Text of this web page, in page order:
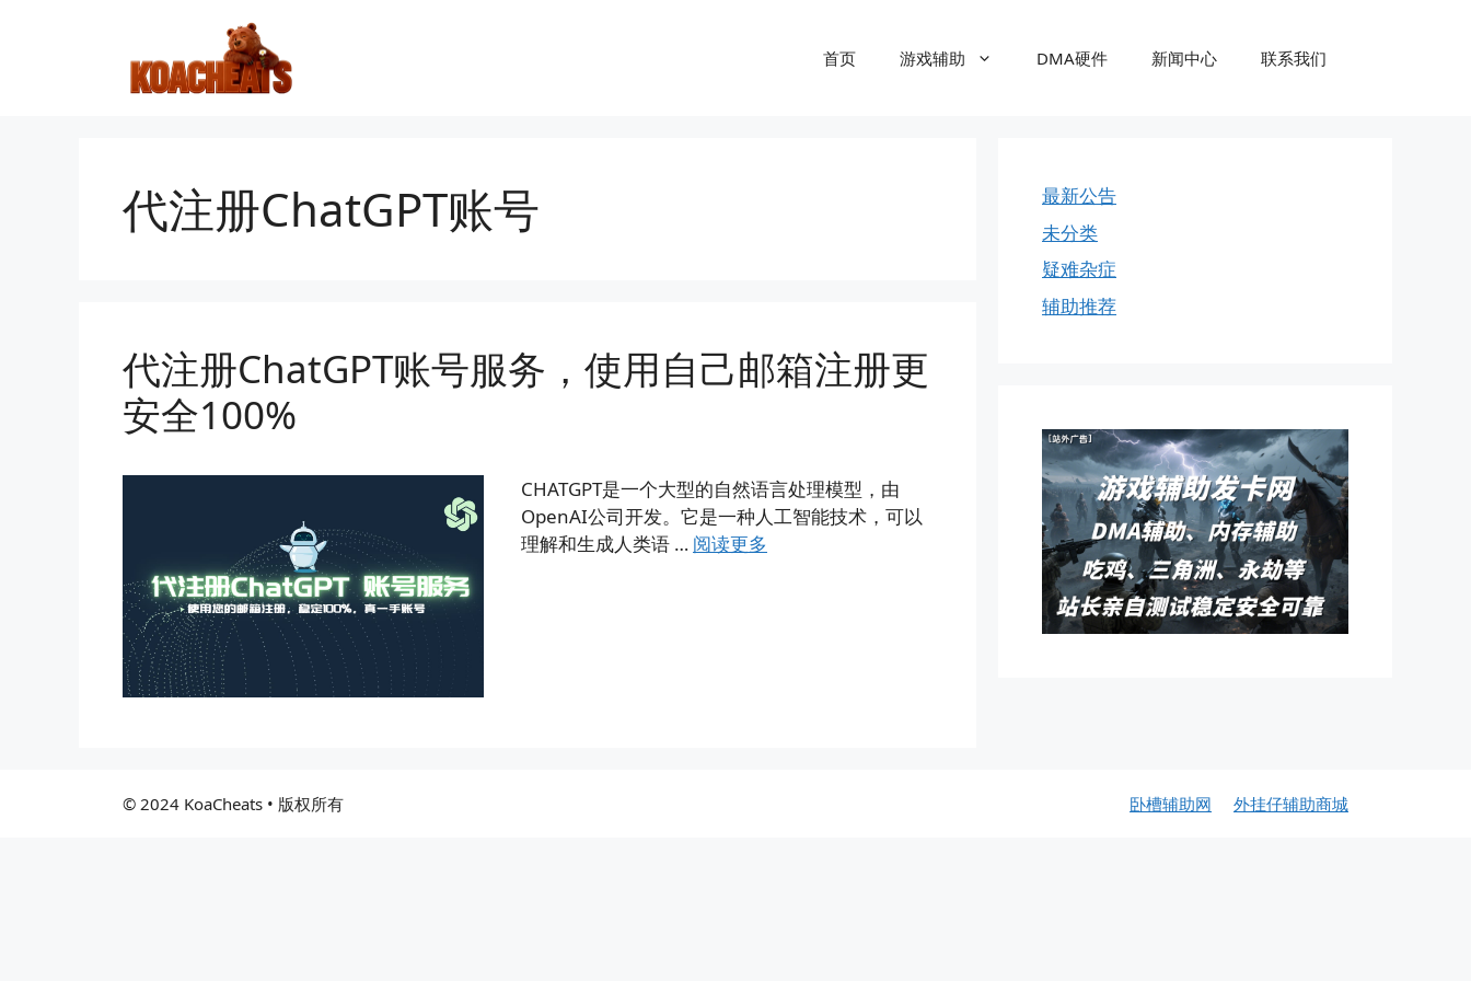
首页 游戏辅助 DMA硬件 新闻中心 联系我们
代注册ChatGPT账号
代注册ChatGPT账号服务，使用自己邮箱注册更
安全100%
CHATGPT是一个大型的自然语言处理模型，由
OpenAI公司开发。它是一种人工智能技术，可以
理解和生成人类语 … 阅读更多
最新公告
未分类
疑难杂症
辅助推荐
卧槽辅助网 外挂仔辅助商城
© 2024 KoaCheats • 版权所有